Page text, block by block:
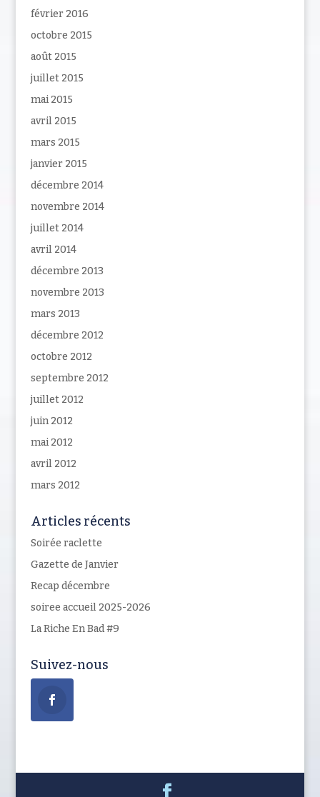
février 2016
octobre 2015
août 2015
juillet 2015
mai 2015
avril 2015
mars 2015
janvier 2015
décembre 2014
novembre 2014
juillet 2014
avril 2014
décembre 2013
novembre 2013
mars 2013
décembre 2012
octobre 2012
septembre 2012
juillet 2012
juin 2012
mai 2012
avril 2012
mars 2012
Articles récents
Soirée raclette
Gazette de Janvier
Recap décembre
soiree accueil 2025-2026
La Riche En Bad #9
Suivez-nous